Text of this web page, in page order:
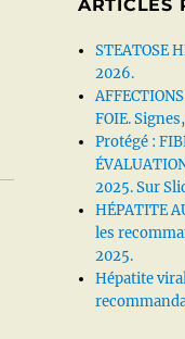
ARTICLES
STEATOSE
2026.
FOIE.
Protégé :
2025. Sur
HÉPATITE
les
2025.
Hépatite